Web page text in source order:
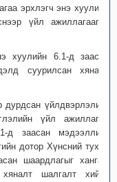
эрхлэгч энэ хуулийн
үйл ажиллагаагаа
хуулийн 6.1-д заасан
суурилсан хяналт
үйлдвэрлэлийг
үйл ажиллагаа
д заасан мэдээллийг
дотор Хүнсний тухай
шаардлагыг хангаж
шалгалт хийж,